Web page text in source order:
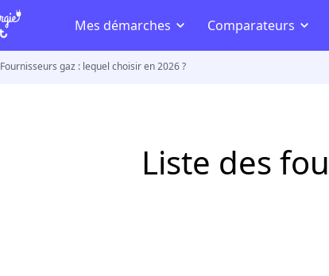
Fournisseurs gaz : lequel choisir en 2026 ?
Liste des